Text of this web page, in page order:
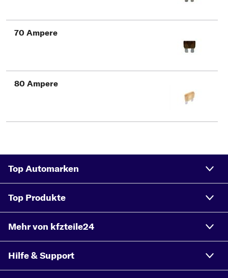
70 Ampere
80 Ampere
Top Automarken
Top Produkte
Mehr von kfzteile24
Hilfe & Support